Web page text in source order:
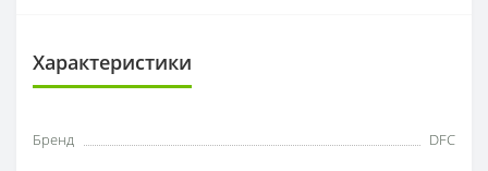
Характеристики
Бренд DFC